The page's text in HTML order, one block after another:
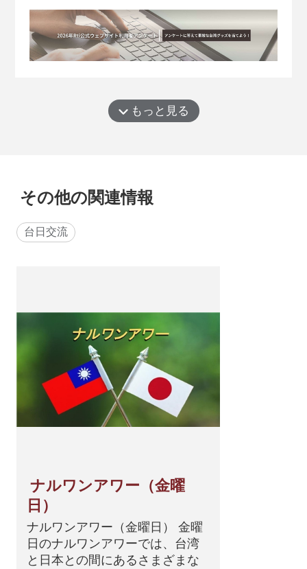
併、直轄市として新たな台南市が誕生した際に、
初代市長に就任したのが頼清徳・総統だったんで
す。当時の頼・...
もっと見る
その他の関連情報
台日交流
ナルワンアワー（金曜
日）
ナルワンアワー（金曜日） 金曜
日のナルワンアワーでは、台湾
と日本との間にあるさまざまな